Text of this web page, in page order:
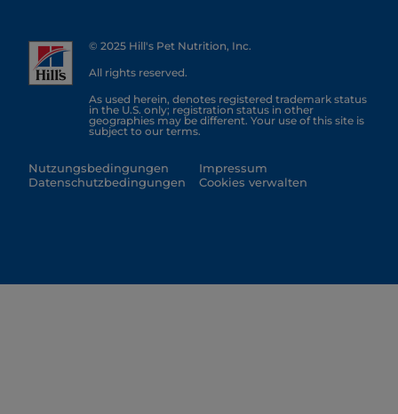
© 2025 Hill's Pet Nutrition, Inc.
All rights reserved.
As used herein, denotes registered trademark status
in the U.S. only; registration status in other
geographies may be different. Your use of this site is
subject to our terms.
Nutzungsbedingungen
Datenschutzbedingungen
Impressum
Cookies verwalten